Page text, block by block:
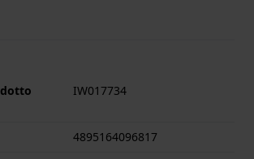
IW017734
4895164096817